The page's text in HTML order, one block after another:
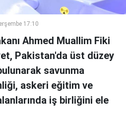
17:10
Ahmed Muallim Fiki
Pakistan'da üst düzey
savunma
askeri eğitim ve
iş birliğini ele